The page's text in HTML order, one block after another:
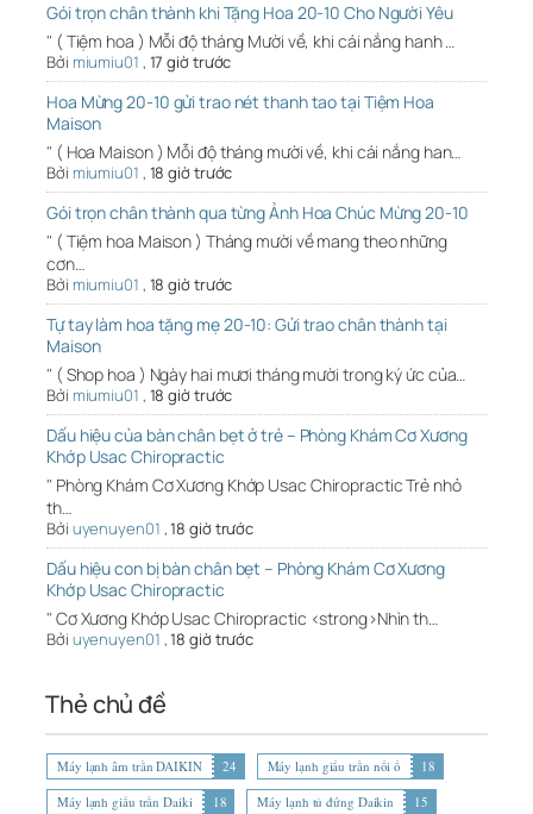
Gói trọn chân thành khi Tặng Hoa 20-10 Cho Người Yêu
" ( Tiệm hoa ) Mỗi độ tháng Mười về, khi cái nắng hanh …
Bởi miumiu01 , 17 giờ trước
Hoa Mừng 20-10 gửi trao nét thanh tao tại Tiệm Hoa
Maison
" ( Hoa Maison ) Mỗi độ tháng mười về, khi cái nắng han…
Bởi miumiu01 , 18 giờ trước
Gói trọn chân thành qua từng Ảnh Hoa Chúc Mừng 20-10
" ( Tiệm hoa Maison ) Tháng mười về mang theo những
cơn…
Bởi miumiu01 , 18 giờ trước
Tự tay làm hoa tặng mẹ 20-10: Gửi trao chân thành tại
Maison
" ( Shop hoa ) Ngày hai mươi tháng mười trong ký ức của…
Bởi miumiu01 , 18 giờ trước
Dấu hiệu của bàn chân bẹt ở trẻ – Phòng Khám Cơ Xương
Khớp Usac Chiropractic
" Phòng Khám Cơ Xương Khớp Usac Chiropractic Trẻ nhỏ
th…
Bởi uyenuyen01 ,18 giờ trước
Dấu hiệu con bị bàn chân bẹt – Phòng Khám Cơ Xương
Khớp Usac Chiropractic
" Cơ Xương Khớp Usac Chiropractic <strong>Nhìn th…
Bởi uyenuyen01 ,18 giờ trước
Thẻ chủ đề
Máy lạnh âm trần DAIKIN 24 Máy lạnh giấu trần nối ố
18
Máy lạnh giấu trần Daiki
18 Máy lạnh tủ đứng Daikin
15